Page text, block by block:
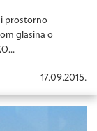
i prostorno
glasina o
17.09.2015.